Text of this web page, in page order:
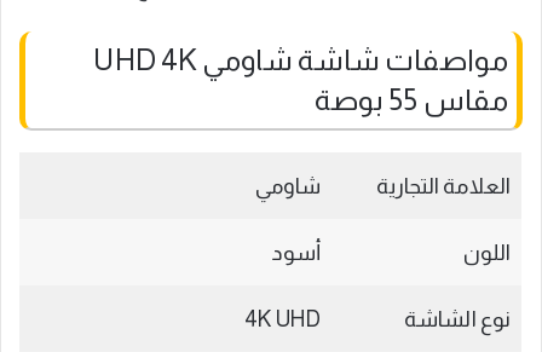
مواصفات شاشة شاومي UHD 4K
مقاس 55 بوصة
العلامة التجارية شاومي
اللون أسود
نوع الشاشة 4K UHD